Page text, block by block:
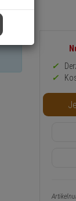
Preis,
oder